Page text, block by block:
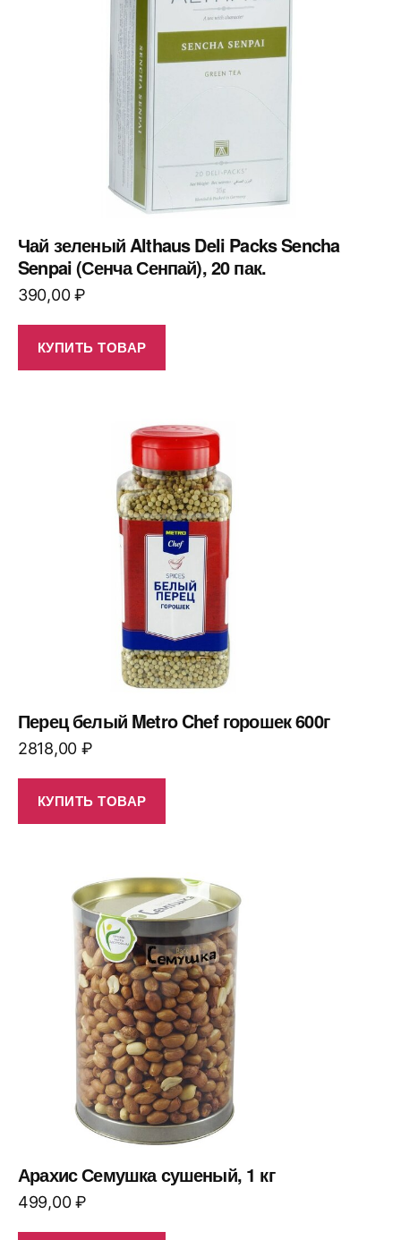
Чай зеленый Althaus Deli Packs Sencha
Senpai (Сенча Сенпай), 20 пак.
390,00₽
КУПИТЬ ТОВАР
Перец белый Metro Chef горошек 600г
2818,00 ₽
КУПИТЬ ТОВАР
Арахис Семушка сушеный, 1 кг
499,00₽